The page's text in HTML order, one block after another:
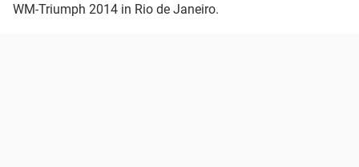
WM-Triumph 2014 in Rio de Janeiro.